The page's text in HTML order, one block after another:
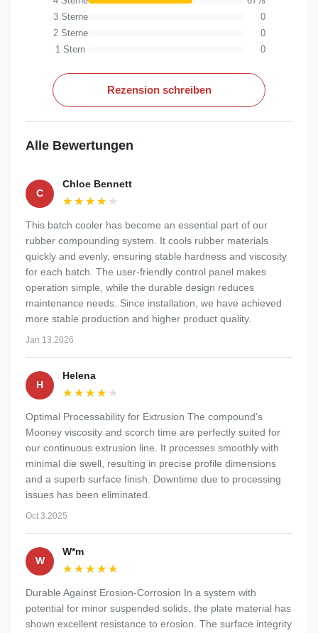
3 Sterne
0
2 Sterne
0
1 Stern
0
Rezension schreiben
Alle Bewertungen
C
Chloe Bennett
★★★★★
★★★★★
This batch cooler has become an essential part of our
rubber compounding system. It cools rubber materials
quickly and evenly, ensuring stable hardness and viscosity
for each batch. The user-friendly control panel makes
operation simple, while the durable design reduces
maintenance needs. Since installation, we have achieved
more stable production and higher product quality.
Jan 13.2026
H
Helena
★★★★★
★★★★★
Optimal Processability for Extrusion The compound's
Mooney viscosity and scorch time are perfectly suited for
our continuous extrusion line. It processes smoothly with
minimal die swell, resulting in precise profile dimensions
and a superb surface finish. Downtime due to processing
issues has been eliminated.
Oct 3.2025
W
W*m
★★★★★
★★★★★
Durable Against Erosion-Corrosion In a system with
potential for minor suspended solids, the plate material has
shown excellent resistance to erosion. The surface integrity